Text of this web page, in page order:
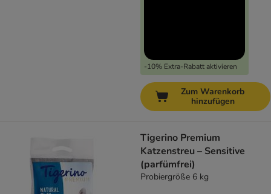
-10% Extra-Rabatt aktivieren
Zum Warenkorb
hinzufügen
Tigerino Premium
Katzenstreu – Sensitive
(parfümfrei)
Probiergröße 6 kg